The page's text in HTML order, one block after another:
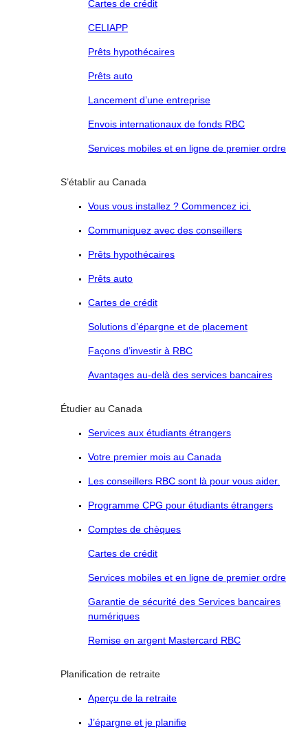
Cartes de crédit
CELIAPP
Prêts hypothécaires
Prêts auto
Lancement d’une entreprise
Envois internationaux de fonds RBC
Services mobiles et en ligne de premier ordre
S’établir au Canada
Vous vous installez ? Commencez ici.
Communiquez avec des conseillers
Prêts hypothécaires
Prêts auto
Cartes de crédit
Solutions d’épargne et de placement
Façons d’investir à RBC
Avantages au-delà des services bancaires
Étudier au Canada
Services aux étudiants étrangers
Votre premier mois au Canada
Les conseillers RBC sont là pour vous aider.
Programme CPG pour étudiants étrangers
Comptes de chèques
Cartes de crédit
Services mobiles et en ligne de premier ordre
Garantie de sécurité des Services bancaires
numériques
Remise en argent Mastercard RBC
Planification de retraite
Aperçu de la retraite
J’épargne et je planifie